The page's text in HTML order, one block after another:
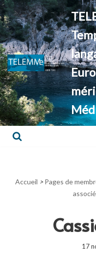
Aller
au
contenu
Accueil > Pages de
associé
17